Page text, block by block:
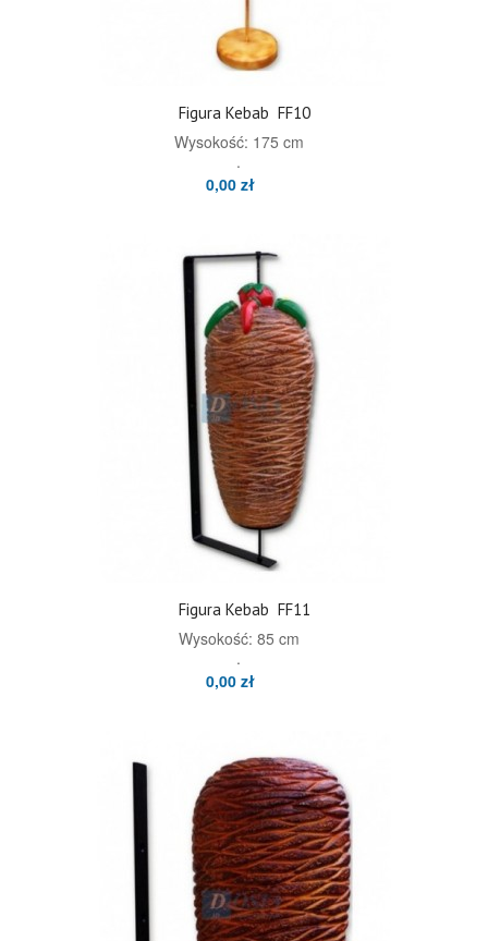
Figura Kebab FF10
Wysokość: 175 cm
.
0,00 zł
Figura Kebab FF11
Wysokość: 85 cm
.
0,00 zł